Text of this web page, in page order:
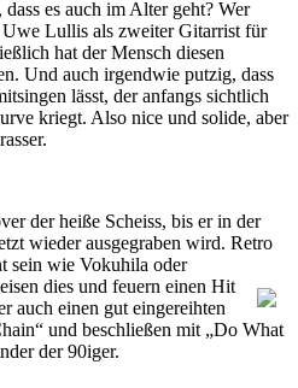
es auch im Alter geht? Wer
Lullis als zweiter Gitarrist für
hat der Mensch diesen
Und auch irgendwie putzig, dass
lässt, der anfangs sichtlich
kriegt. Also nice und solide, aber
der heiße Scheiss, bis er in der
wieder ausgegraben wird. Retro
sein wie Vokuhila oder
dies und feuern einen Hit
auch einen gut eingereihten
und beschließen mit „Do What
der 90iger.